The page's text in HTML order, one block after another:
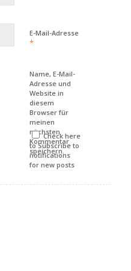
E-Mail-Adresse
*
Name, E-Mail-
Adresse und
Website in
diesem
Browser für
meinen
nächsten
Kommentar
speichern.
Check here
to Subscribe to
notifications
for new posts